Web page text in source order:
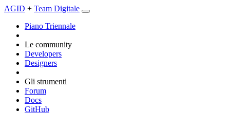
AGID + Team Digitale
Piano Triennale
Le community
Developers
Designers
Gli strumenti
Forum
Docs
GitHub